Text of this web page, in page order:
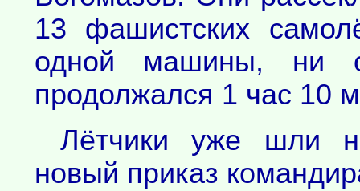
13 фашистских
одной машины,
продолжался 1 час 10
Лётчики уже шли
новый приказ